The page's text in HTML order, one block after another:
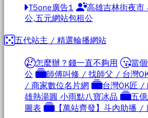
T5one廣告1 高雄吉林街夜市
公,五元網站包租公
五代站主 / 精選輪播網站
怎麼辦？錢一直不夠用
當
公
師傅叫修 / 找師父 / 台灣
/ 商家數位名片網
台灣OK匠 /
雄熱湯圓 小雨點八寶冰品
五
圖表
【萬站齊發】斗內助播 /